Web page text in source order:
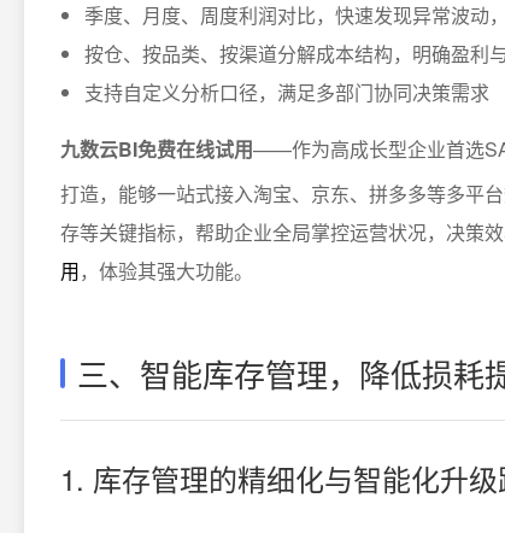
季度、月度、周度利润对比，快速发现异常波动
按仓、按品类、按渠道分解成本结构，明确盈利
支持自定义分析口径，满足多部门协同决策需求
九数云BI免费在线试用——作为高成长型企业首选
打造，能够一站式接入淘宝、京东、拼多多等多平
存等关键指标，帮助企业全局掌控运营状况，决策
用，体验其强大功能。
三、智能库存管理，降低损耗
1. 库存管理的精细化与智能化升